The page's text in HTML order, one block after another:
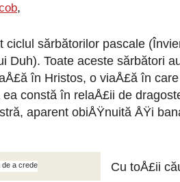
,
ciclul sărbătorilor pascale
Duh). Toate aceste sărbători
în Hristos, o viaÅ£ă în
constă în relaÅ£ii de
aparent obiÅŸnuită ÅŸi
Cu toÅ£ii